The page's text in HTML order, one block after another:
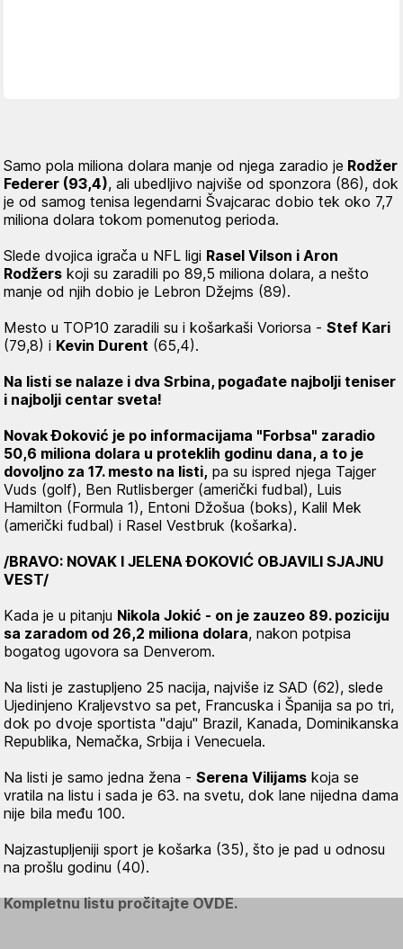
Samo pola miliona dolara manje od njega zaradio je Rodžer
Federer (93,4), ali ubedljivo najviše od sponzora (86), dok
je od samog tenisa legendarni Švajcarac dobio tek oko 7,7
miliona dolara tokom pomenutog perioda.
Slede dvojica igrača u NFL ligi Rasel Vilson i Aron
Rodžers koji su zaradili po 89,5 miliona dolara, a nešto
manje od njih dobio je Lebron Džejms (89).
Mesto u TOP10 zaradili su i košarkaši Voriorsa - Stef Kari
(79,8) i Kevin Durent (65,4).
Na listi se nalaze i dva Srbina, pogađate najbolji teniser
i najbolji centar sveta!
Novak Đoković je po informacijama "Forbsa" zaradio
50,6 miliona dolara u proteklih godinu dana, a to je
dovoljno za 17. mesto na listi, pa su ispred njega Tajger
Vuds (golf), Ben Rutlisberger (američki fudbal), Luis
Hamilton (Formula 1), Entoni Džošua (boks), Kalil Mek
(američki fudbal) i Rasel Vestbruk (košarka).
/BRAVO: NOVAK I JELENA ĐOKOVIĆ OBJAVILI SJAJNU
VEST/
Kada je u pitanju Nikola Jokić - on je zauzeo 89. poziciju
sa zaradom od 26,2 miliona dolara, nakon potpisa
bogatog ugovora sa Denverom.
Na listi je zastupljeno 25 nacija, najviše iz SAD (62), slede
Ujedinjeno Kraljevstvo sa pet, Francuska i Španija sa po tri,
dok po dvoje sportista "daju" Brazil, Kanada, Dominikanska
Republika, Nemačka, Srbija i Venecuela.
Na listi je samo jedna žena - Serena Vilijams koja se
vratila na listu i sada je 63. na svetu, dok lane nijedna dama
nije bila među 100.
Najzastupljeniji sport je košarka (35), što je pad u odnosu
na prošlu godinu (40).
Kompletnu listu pročitajte OVDE.